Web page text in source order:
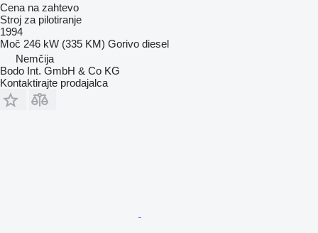
Cena na zahtevo
Stroj za pilotiranje
1994
Moč 246 kW (335 KM) Gorivo diesel
Nemčija
Bodo Int. GmbH & Co KG
Kontaktirajte prodajalca